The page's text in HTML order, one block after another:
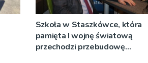
Szkoła w Staszkówce, która
pamięta I wojnę światową
przechodzi przebudowę